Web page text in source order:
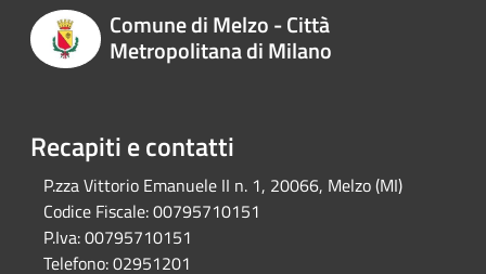
Comune di Melzo - Città
Metropolitana di Milano
Recapiti e contatti
P.zza Vittorio Emanuele II n. 1, 20066, Melzo (MI)
Codice Fiscale:00795710151
P.Iva:00795710151
Telefono:02951201